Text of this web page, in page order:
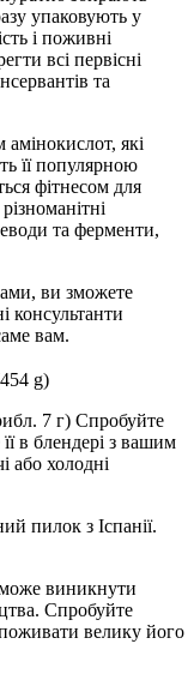
упаковують у
і поживні
всі первісні
та
які
її популярною
фітнесом для
та ферменти,
ви зможете
консультанти
вам.
g)
7 г) Спробуйте
в блендері з вашим
або холодні
пилок з Іспанії.
виникнути
Спробуйте
велику його